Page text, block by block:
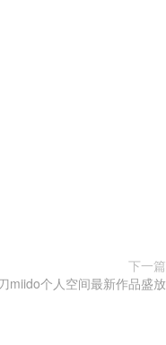
下一篇
miido个人空间最新作品盛放